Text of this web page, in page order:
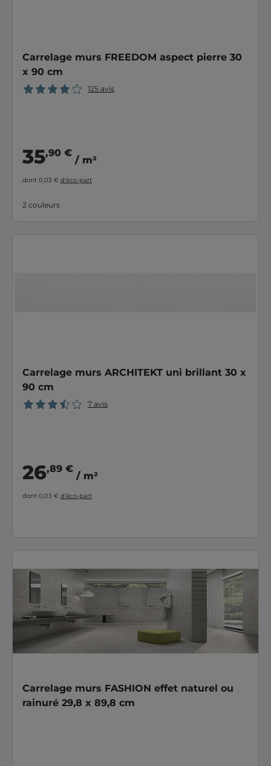
Carrelage murs FREEDOM aspect pierre 30
x 90 cm
125 avis
35,90 €
/ m²
dont 0,03 € d’éco-part
2 couleurs
Carrelage murs ARCHITEKT uni brillant 30 x
90 cm
7 avis
26,89 €
/ m²
dont 0,03 € d’éco-part
Carrelage murs FASHION effet naturel ou
rainuré 29,8 x 89,8 cm